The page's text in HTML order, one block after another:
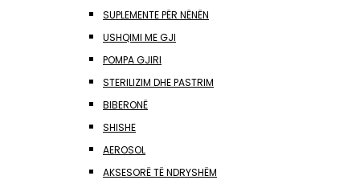
SUPLEMENTE PËR NËNËN
USHQIMI ME GJI
POMPA GJIRI
STERILIZIM DHE PASTRIM
BIBERONË
SHISHE
AEROSOL
AKSESORË TË NDRYSHËM